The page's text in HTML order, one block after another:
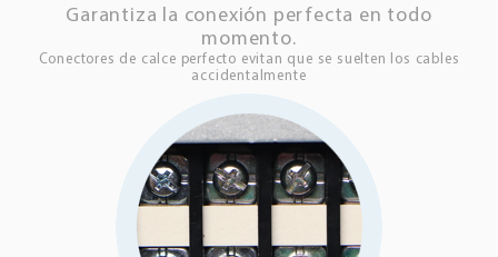
Garantiza la conexión perfecta en todo
momento.
Conectores de calce perfecto evitan que se suelten los cables
accidentalmente